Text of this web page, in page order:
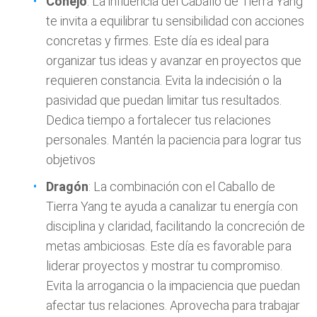
te invita a equilibrar tu sensibilidad con acciones
concretas y firmes. Este día es ideal para
organizar tus ideas y avanzar en proyectos que
requieren constancia. Evita la indecisión o la
pasividad que puedan limitar tus resultados.
Dedica tiempo a fortalecer tus relaciones
personales. Mantén la paciencia para lograr tus
objetivos
Dragón: La combinación con el Caballo de
Tierra Yang te ayuda a canalizar tu energía con
disciplina y claridad, facilitando la concreción de
metas ambiciosas. Este día es favorable para
liderar proyectos y mostrar tu compromiso.
Evita la arrogancia o la impaciencia que puedan
afectar tus relaciones. Aprovecha para trabajar